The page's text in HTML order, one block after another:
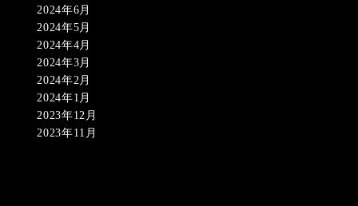
2024年6月
2024年5月
2024年4月
2024年3月
2024年2月
2024年1月
2023年12月
2023年11月